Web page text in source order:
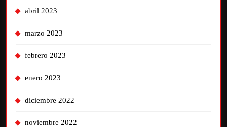
abril 2023
marzo 2023
febrero 2023
enero 2023
diciembre 2022
noviembre 2022